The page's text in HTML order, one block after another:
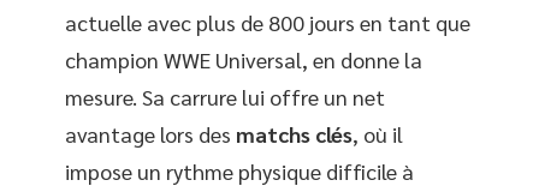
actuelle avec plus de 800 jours en tant que
champion WWE Universal, en donne la
mesure. Sa carrure lui offre un net
avantage lors des matchs clés, où il
impose un rythme physique difficile à